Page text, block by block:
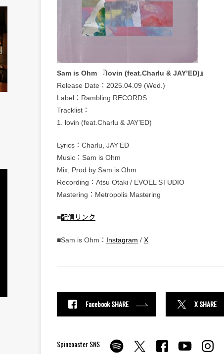
Sam is Ohm 『lovin (feat.Charlu & JAY’ED)』
Release Date：2025.04.09 (Wed.)
Label：Rambling RECORDS
Tracklist：
1. lovin (feat.Charlu & JAY’ED)
Lyrics：Charlu, JAY’ED
Music：Sam is Ohm
Mix, Prod by Sam is Ohm
Recording：Atsu Otaki / EVOEL STUDIO
Mastering：Metropolis Mastering
■配信リンク
■Sam is Ohm： Instagram / X
Facebook SHARE X SHARE
Spincoaster SNS